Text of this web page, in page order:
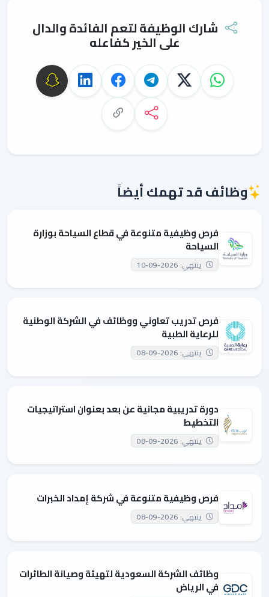
شارك الوظيفة لتعم الفائدة والدال
على الخير كفاعله
وظائف قد تهمك أيضاً
فرص وظيفية متنوعة في قطاع السياحة بوزارة
السياحة
ينتهي: 2026-09-10
فرص تدريب تعاوني ووظائف في الشركة الوطنية
للرعاية الطبية
ينتهي: 2026-09-08
دورة تدريبية مجانية عن بعد بعنوان استراتيجيات
التخطيط
ينتهي: 2026-09-08
فرص وظيفية متنوعة في شركة إمداد الخبرات
ينتهي: 2026-09-08
وظائف الشركة السعودية لتهيئة وصيانة الطائرات
في الرياض